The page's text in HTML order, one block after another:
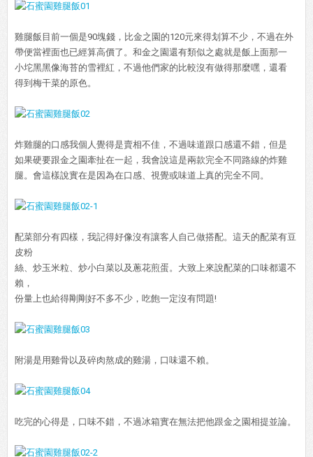
雞腿飯目前一個是90塊錢，比金之園的120元來得划算不少，不過在外
帶便當裡面也已經算高價了。和金之園還有類似之處就是飯上面那一
小坨黑黑像海苔的雪裡紅，不過他們家的比較沒有做得那麼嘿，還看
得到梅干菜的原色。
炸雞腿的口感我個人覺得是賣相不佳，不過味道跟口感還不錯，但是
如果硬要跟金之園牽扯在一起，我會說這是兩款完全不同路線的炸雞
腿。會這樣說實在是因為在口感、視覺或味道上真的完全不同。
配菜部分有四樣，我記得好像沒有讓客人自己做搭配。這天的配菜有豆
皮粉
絲、炒玉米粒、炒小白菜以及蔥花煎蛋。大致上來說配菜的口味都還不
賴，
份量上也給得剛剛好不多不少，吃飽一定沒有問題!
附湯是用雞骨以及碎肉熬成的雞湯，口味還不賴。
吃完的心得是，口味不錯，不過冰箱實在無法把他跟金之園相提並論。